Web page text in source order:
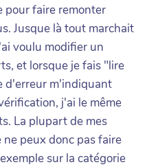
pour faire remonter
Jusque là tout marchait
voulu modifier un
et lorsque je fais "lire
d'erreur m'indiquant
j'ai le même
La plupart de mes
peux donc pas faire
sur la catégorie